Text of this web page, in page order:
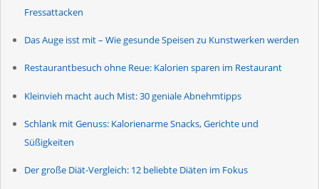
Fressattacken
Das Auge isst mit – Wie gesunde Speisen zu Kunstwerken werden
Restaurantbesuch ohne Reue: Kalorien sparen im Restaurant
Kleinvieh macht auch Mist: 30 geniale Abnehmtipps
Schlank mit Genuss: Kalorienarme Snacks, Gerichte und
Süßigkeiten
Der große Diät-Vergleich: 12 beliebte Diäten im Fokus